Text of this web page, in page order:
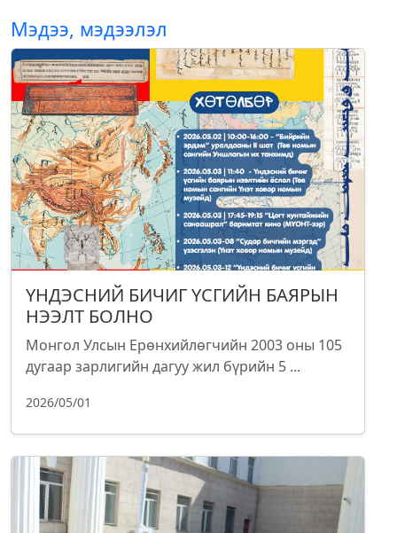
Мэдээ, мэдээлэл
ҮНДЭСНИЙ БИЧИГ ҮСГИЙН БАЯРЫН
НЭЭЛТ БОЛНО
Монгол Улсын Ерөнхийлөгчийн 2003 оны 105
дугаар зарлигийн дагуу жил бүрийн 5 ...
2026/05/01